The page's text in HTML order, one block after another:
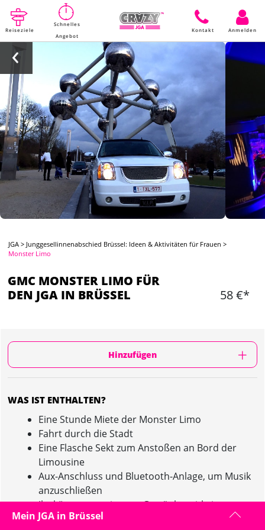
Reiseziele
Schnelles
Angebot
Kontakt Anmelden
JGA > Junggesellinnenabschied Brüssel: Ideen & Aktivitäten für Frauen >
Monster Limo
GMC MONSTER LIMO FÜR
DEN JGA IN BRÜSSEL
58 €*
Hinzufügen
WAS IST ENTHALTEN?
Eine Stunde Miete der Monster Limo
Fahrt durch die Stadt
Eine Flasche Sekt zum Anstoßen an Bord der
Limousine
Aux-Anschluss und Bluetooth-Anlage, um Musik
anzuschließen
Ihr könnt eure eigenen Getränke mitbringen
Maximal 12 Personen!
Mein JGA in Brüssel